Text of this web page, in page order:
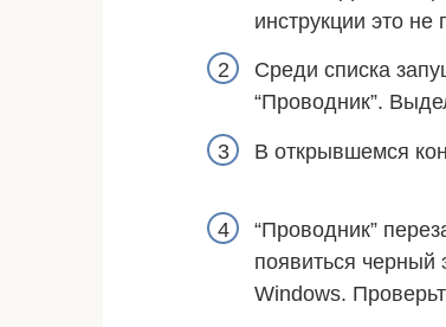
инструкции это не
Среди списка
“Проводник”.
В открывшемся
“Проводник”
появиться черный
Windows.